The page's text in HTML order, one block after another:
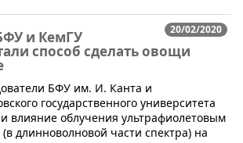
20/02/2020
и КемГУ
способ сделать овощи
БФУ им. И. Канта и
государственного университета
влияние облучения ультрафиолетовым
(в длинноволновой части спектра) на